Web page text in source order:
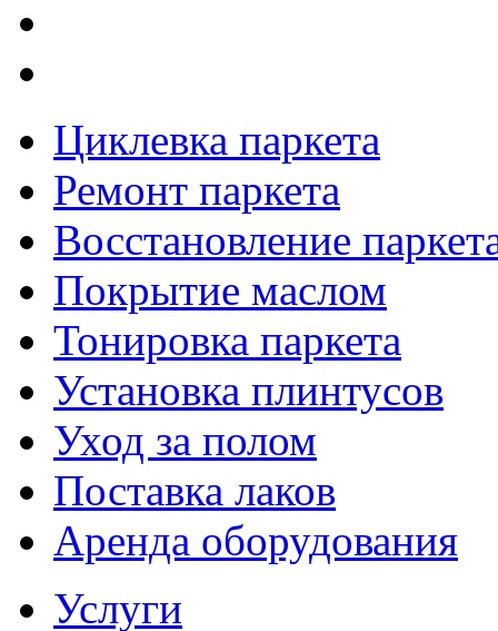
Циклевка паркета
Ремонт паркета
Восстановление
Покрытие маслом
Тонировка паркета
Установка плинтусов
Уход за полом
Поставка лаков
Аренда оборудования
Услуги